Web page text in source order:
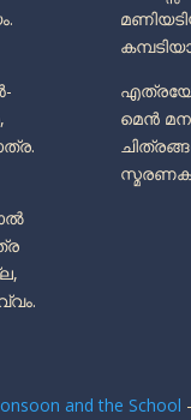
മെൻ
and the School